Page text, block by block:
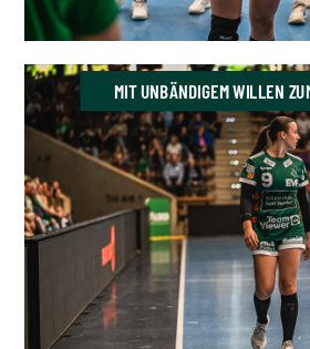
MIT UNBÄNDIGEM WILLEN